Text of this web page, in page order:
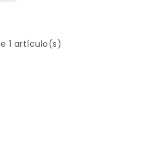
1 artículo(s)